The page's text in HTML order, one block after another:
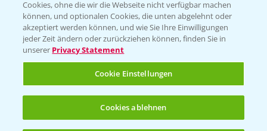
Folgen Sie uns
Cookies, ohne die wir die Webseite nicht verfügbar machen
können, und optionalen Cookies, die unten abgelehnt oder
akzeptiert werden können, und wie Sie Ihre Einwilligungen
jeder Zeit ändern oder zurückziehen können, finden Sie in
unserer Privacy Statement
Cookie Einstellungen
Cookies ablehnen